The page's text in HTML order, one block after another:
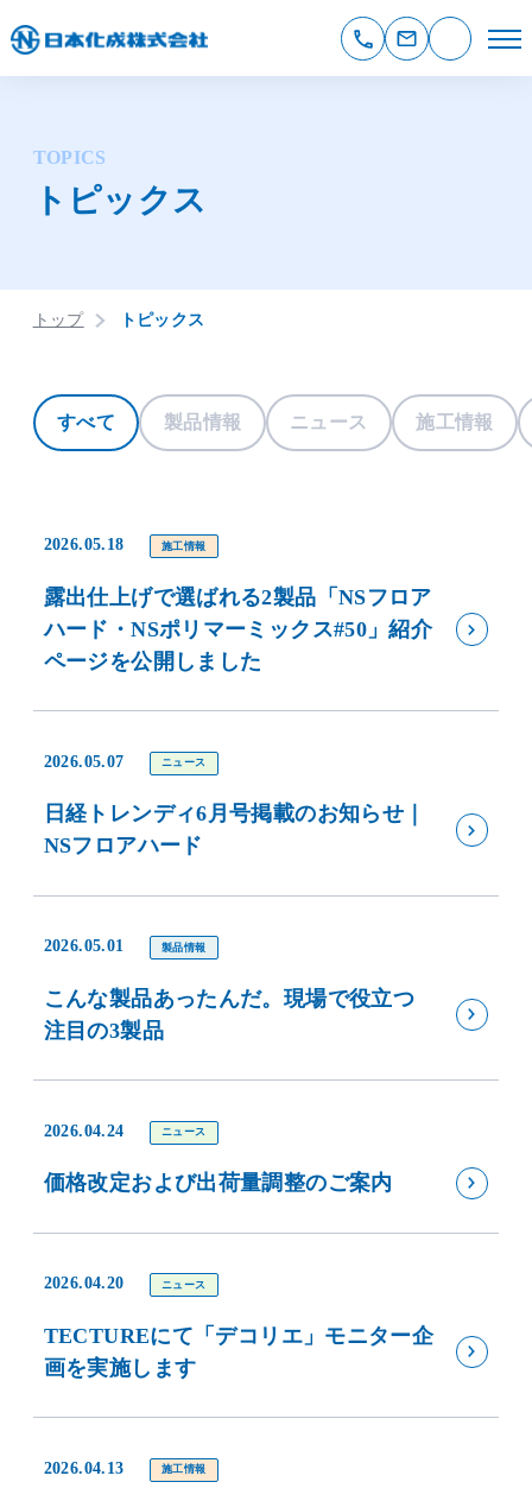
TOPICS
トピックス
トップ トピックス
すべて 製品情報 ニュース 施工情報
2026.05.18 施工情報
露出仕上げで選ばれる2製品「NSフロア
ハード・NSポリマーミックス#50」紹介
ページを公開しました
2026.05.07 ニュース
日経トレンディ6月号掲載のお知らせ｜
NSフロアハード
2026.05.01 製品情報
こんな製品あったんだ。現場で役立つ
注目の3製品
2026.04.24 ニュース
価格改定および出荷量調整のご案内
2026.04.20 ニュース
TECTUREにて「デコリエ」モニター企
画を実施します
2026.04.13 施工情報